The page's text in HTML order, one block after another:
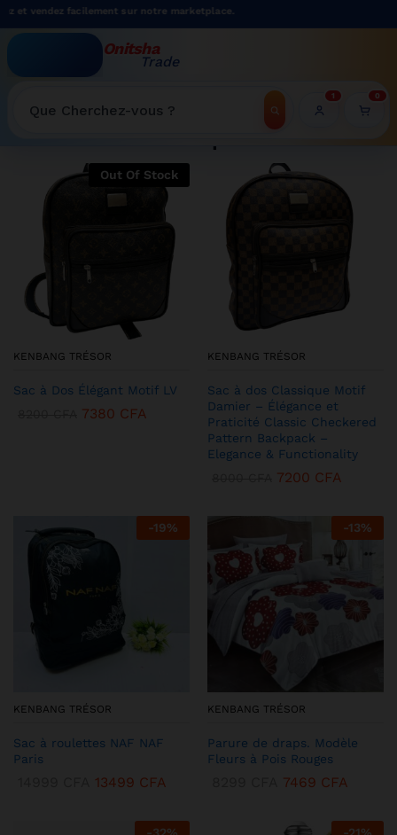
facilement sur notre marketplace.
Onitsha
Trade
Recherche
1 0
WELCOME TO ONITSHATRADE ONLINE SHOP
Out Of Stock
KENBANG TRÉSOR
Sac à Dos Élégant Motif LV
7380 CFA
KENBANG TRÉSOR
Sac à dos Classique Motif
Damier – Élégance et
Praticité Classic Checkered
Pattern Backpack –
Elegance & Functionality
7200 CFA
-19%
KENBANG TRÉSOR
Sac à roulettes NAF NAF
Paris
13499 CFA
-13%
KENBANG TRÉSOR
Parure de draps. Modèle
Fleurs à Pois Rouges
7469 CFA